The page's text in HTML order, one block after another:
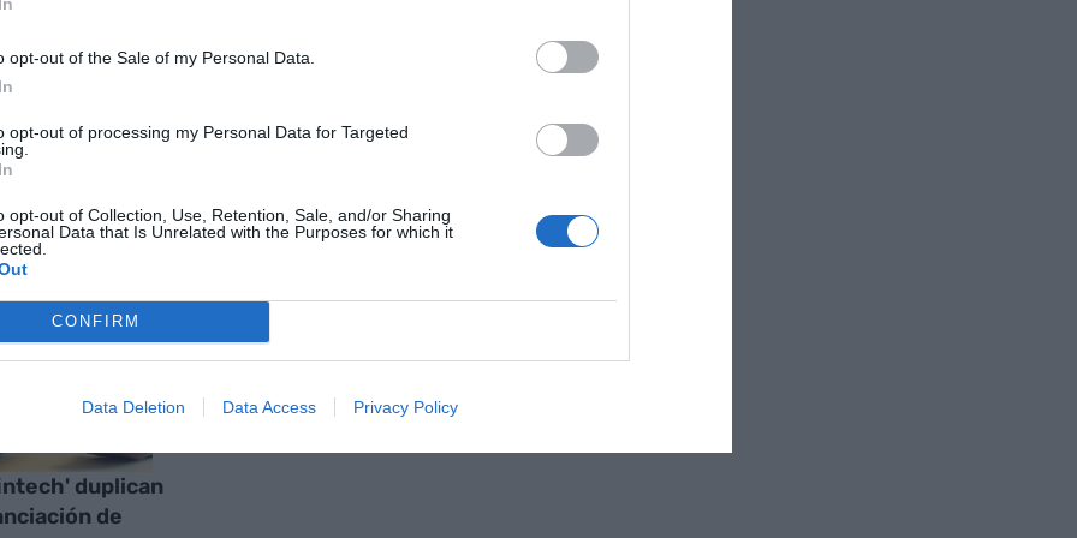
opt-out of the Sale of my Personal Data.
opt-out of processing my Personal Data for Targeted
opt-out of Collection, Use, Retention, Sale, and/or Sharing
Data that Is Unrelated with the Purposes for which it
CONFIRM
Data Deletion Data Access Privacy Policy
preferida de Google de
de actualidad
duplican
de